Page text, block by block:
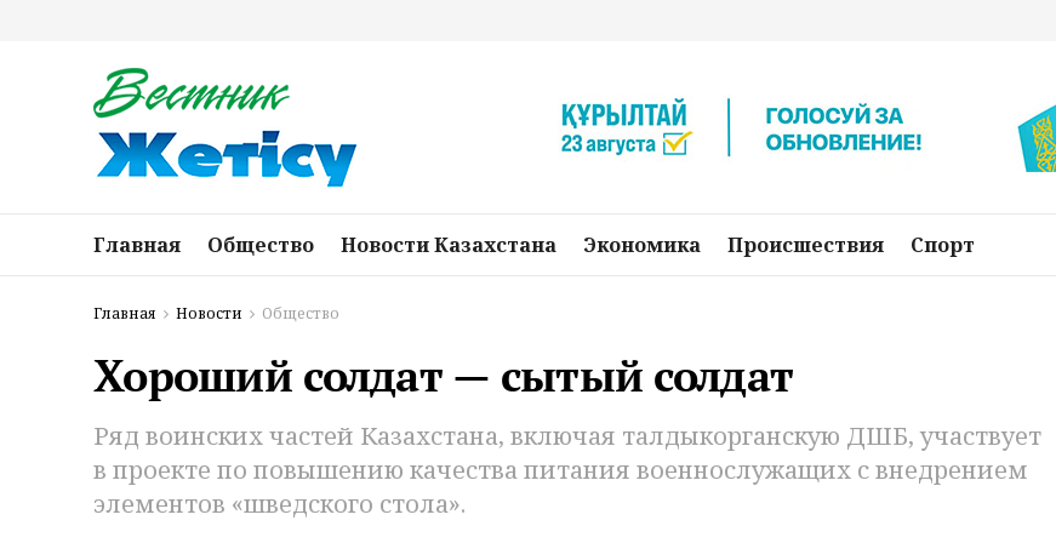
Главная Общество Новости Казахстана Экономика Происшествия Спорт
Главная Новости Общество
Хороший солдат — сытый солдат
Ряд воинских частей Казахстана, включая талдыкорганскую ДШБ, участвует
в проекте по повышению качества питания военнослужащих с внедрением
элементов «шведского стола».